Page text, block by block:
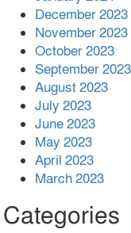
December 2023
November 2023
October 2023
September 2023
August 2023
July 2023
June 2023
May 2023
April 2023
March 2023
Categories